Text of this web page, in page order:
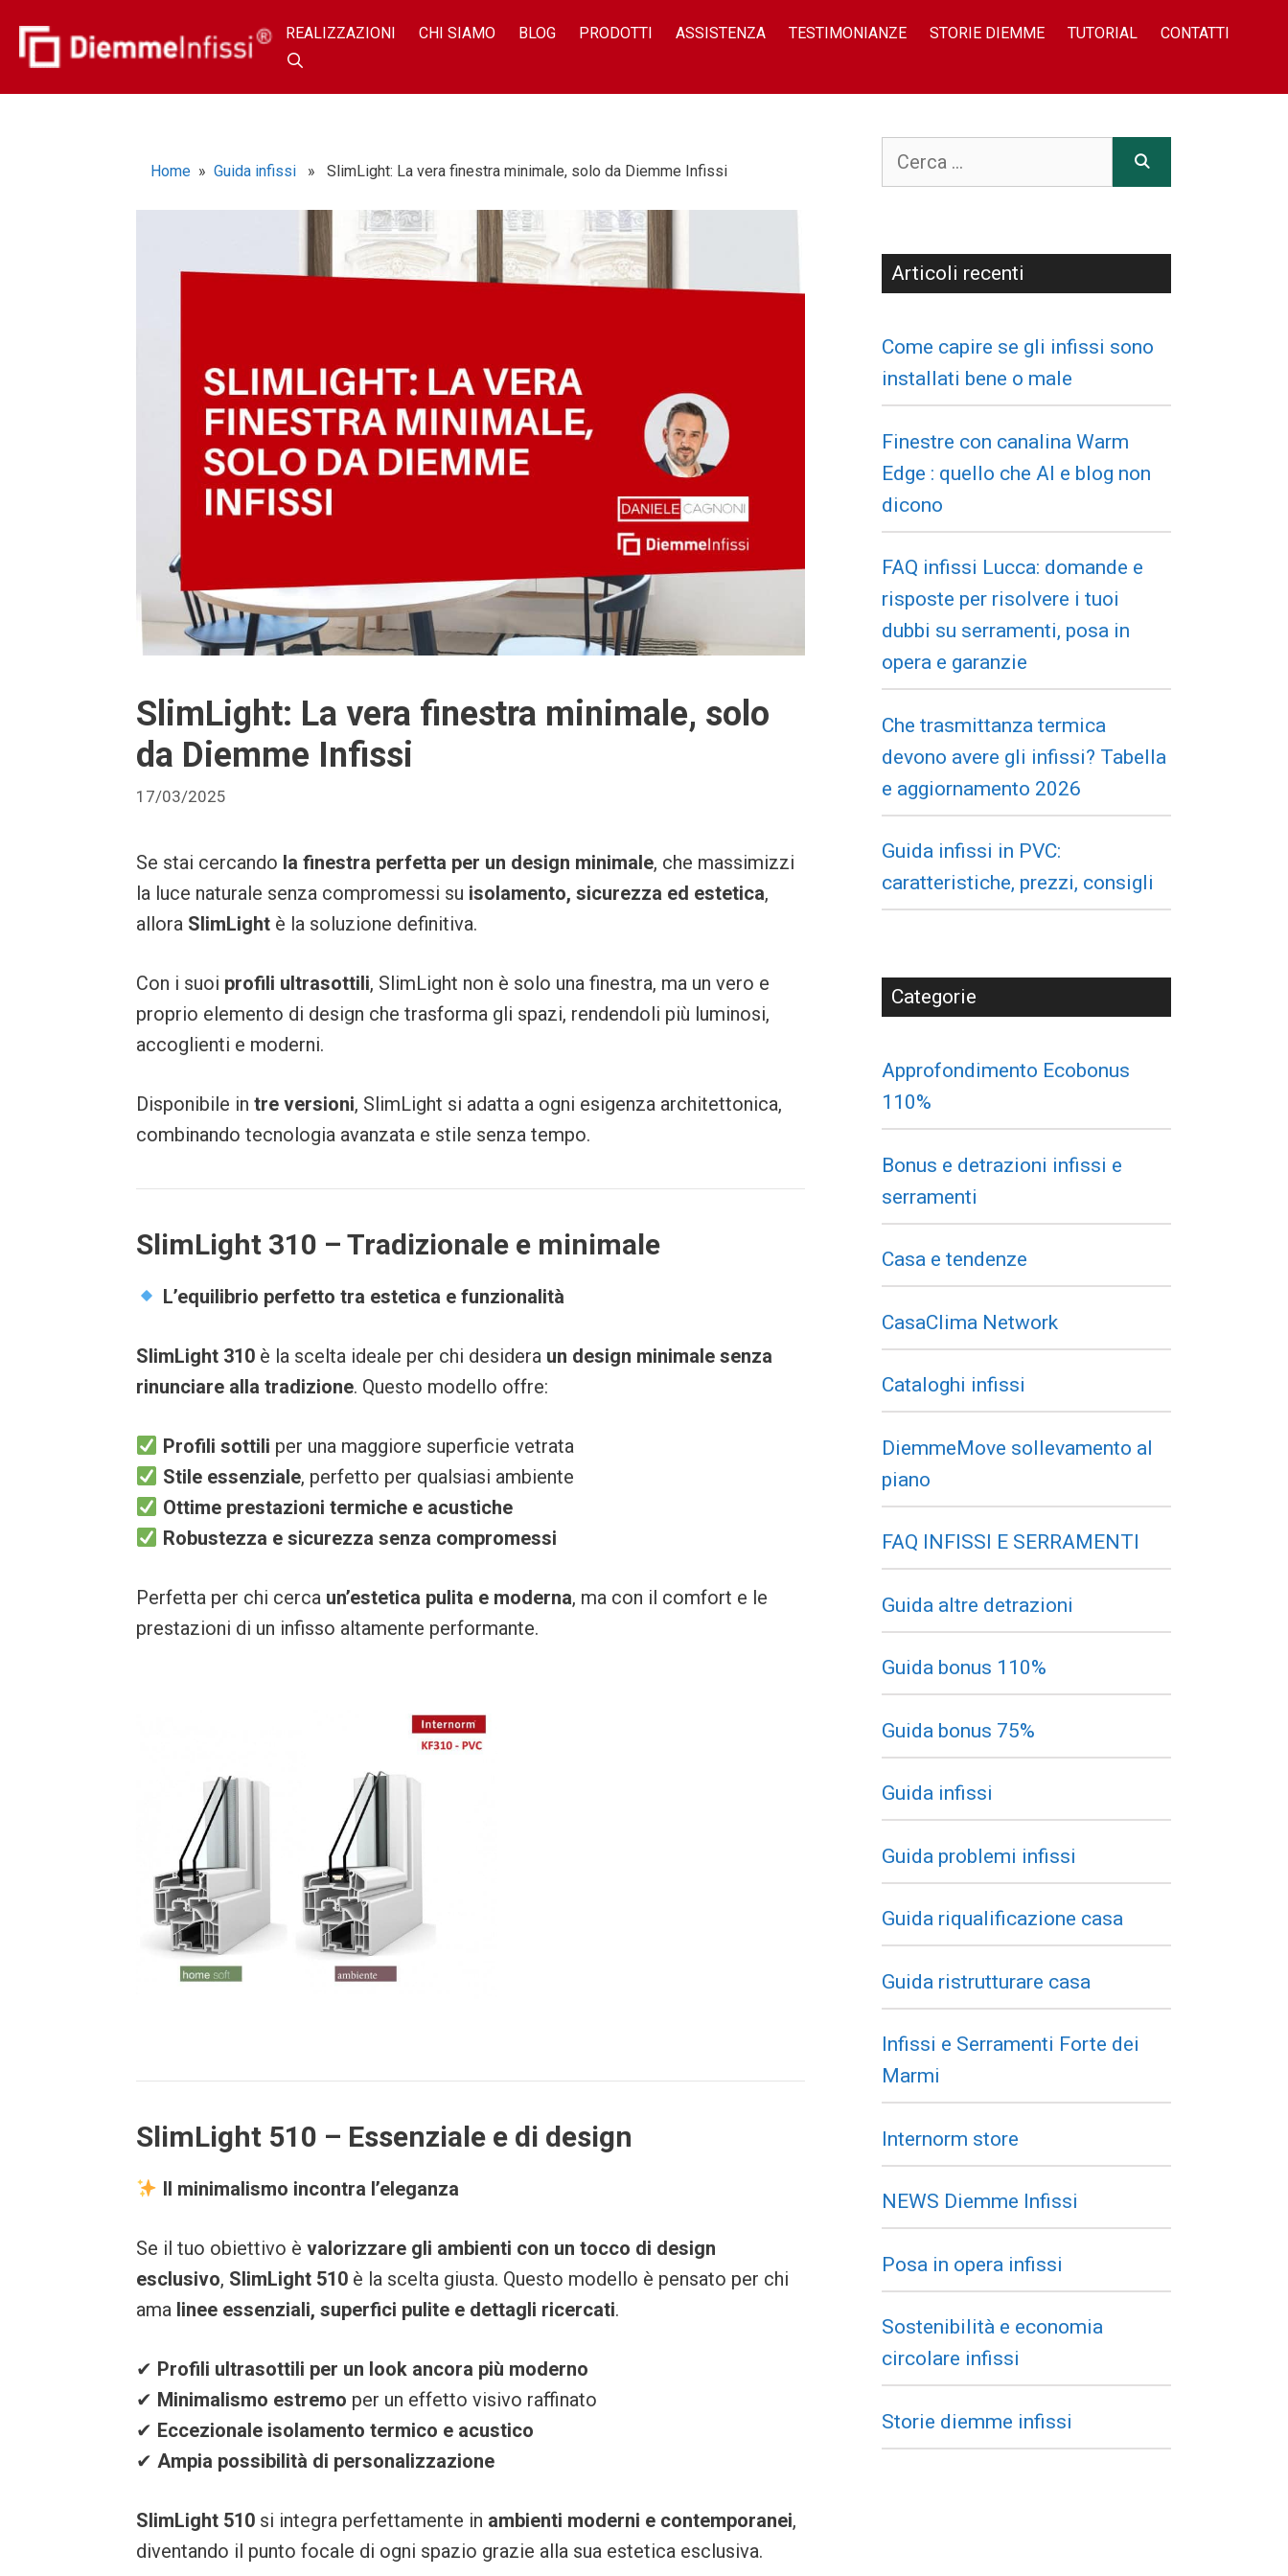
REALIZZAZIONI CHI SIAMO BLOG PRODOTTI ASSISTENZA TESTIMONIANZE STORIE DIEMME TUTORIAL CONTATTI
Home » Guida infissi » SlimLight: La vera finestra minimale, solo da Diemme Infissi
SlimLight: La vera finestra minimale, solo
da Diemme Infissi
17/03/2025
Se stai cercando la finestra perfetta per un design minimale, che massimizzi
la luce naturale senza compromessi su isolamento, sicurezza ed estetica,
allora SlimLight è la soluzione definitiva.
Con i suoi profili ultrasottili, SlimLight non è solo una finestra, ma un vero e
proprio elemento di design che trasforma gli spazi, rendendoli più luminosi,
accoglienti e moderni.
Disponibile in tre versioni, SlimLight si adatta a ogni esigenza architettonica,
combinando tecnologia avanzata e stile senza tempo.
SlimLight 310 – Tradizionale e minimale
L’equilibrio perfetto tra estetica e funzionalità
SlimLight 310 è la scelta ideale per chi desidera un design minimale senza
rinunciare alla tradizione. Questo modello offre:
Profili sottili per una maggiore superficie vetrata
Stile essenziale, perfetto per qualsiasi ambiente
Ottime prestazioni termiche e acustiche
Robustezza e sicurezza senza compromessi
Perfetta per chi cerca un’estetica pulita e moderna, ma con il comfort e le
prestazioni di un infisso altamente performante.
SlimLight 510 – Essenziale e di design
Il minimalismo incontra l’eleganza
Se il tuo obiettivo è valorizzare gli ambienti con un tocco di design
esclusivo, SlimLight 510 è la scelta giusta. Questo modello è pensato per chi
ama linee essenziali, superfici pulite e dettagli ricercati.
✔ Profili ultrasottili per un look ancora più moderno
✔ Minimalismo estremo per un effetto visivo raffinato
✔ Eccezionale isolamento termico e acustico
✔ Ampia possibilità di personalizzazione
SlimLight 510 si integra perfettamente in ambienti moderni e contemporanei,
diventando il punto focale di ogni spazio grazie alla sua estetica esclusiva.
Articoli recenti
Come capire se gli infissi sono
installati bene o male
Finestre con canalina Warm
Edge : quello che AI e blog non
dicono
FAQ infissi Lucca: domande e
risposte per risolvere i tuoi
dubbi su serramenti, posa in
opera e garanzie
Che trasmittanza termica
devono avere gli infissi? Tabella
e aggiornamento 2026
Guida infissi in PVC:
caratteristiche, prezzi, consigli
Categorie
Approfondimento Ecobonus
110%
Bonus e detrazioni infissi e
serramenti
Casa e tendenze
CasaClima Network
Cataloghi infissi
DiemmeMove sollevamento al
piano
FAQ INFISSI E SERRAMENTI
Guida altre detrazioni
Guida bonus 110%
Guida bonus 75%
Guida infissi
Guida problemi infissi
Guida riqualificazione casa
Guida ristrutturare casa
Infissi e Serramenti Forte dei
Marmi
Internorm store
NEWS Diemme Infissi
Posa in opera infissi
Sostenibilità e economia
circolare infissi
Storie diemme infissi